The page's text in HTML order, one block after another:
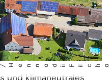
und klimaneutrales